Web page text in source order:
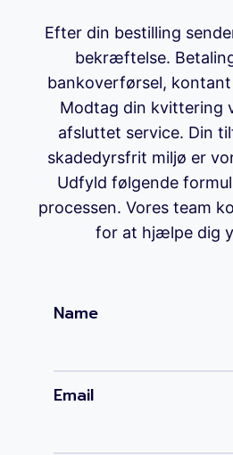
Efter din bestilling
bekræftelse.
bankoverførsel, kontant
Modtag din kvittering
afsluttet service. Din
skadedyrsfrit miljø er
Udfyld følgende
processen. Vores team
for at hjælpe dig
Name
Email